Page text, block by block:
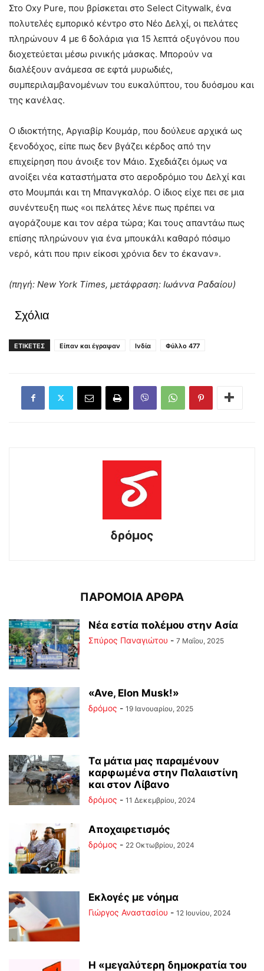
Στο Oxy Pure, που βρίσκεται στο Select Citywalk, ένα
πολυτελές εμπορικό κέντρο στο Νέο Δελχί, οι πελάτες
πληρώνουν 4 με 6 δολάρια για 15 λεπτά οξυγόνου που
διοχετεύεται μέσω ρινικής μάσκας. Μπορούν να
διαλέξουν ανάμεσα σε εφτά μυρωδιές,
συμπεριλαμβανομένων του ευκαλύπτου, του δυόσμου και
της κανέλας.
Ο ιδιοκτήτης, Αργιαβίρ Κουμάρ, που δούλευε αρχικά ως
ξενοδόχος, είπε πως δεν βγάζει κέρδος από την
επιχείρηση που άνοιξε τον Μάιο. Σχεδιάζει όμως να
ανοίξει νέα καταστήματα στο αεροδρόμιο του Δελχί και
στο Μουμπάι και τη Μπανγκαλόρ. Ο ίδιος είχε πει σε μια
συνέντευξη πως «οι πελάτες λένε πως πρέπει να
αγοράζουμε και τον αέρα τώρα; Και τους απαντάω πως
επίσης πληρώνουν για ένα μπουκάλι καθαρό πόσιμο
νερό, κάτι που πριν είκοσι χρόνια δεν το έκαναν».
(πηγή: New York Times, μετάφραση: Ιωάννα Ραδαίου)
Σχόλια
ΕΤΙΚΕΤΕΣ Είπαν και έγραψαν Ινδία Φύλλο 477
δρόμος
ΠΑΡΟΜΟΙΑ ΑΡΘΡΑ
Νέα εστία πολέμου στην Ασία
Σπύρος Παναγιώτου - 7 Μαΐου, 2025
«Ave, Elon Musk!»
δρόμος - 19 Ιανουαρίου, 2025
Tα μάτια μας παραμένουν
καρφωμένα στην Παλαιστίνη
και στον Λίβανο
δρόμος - 11 Δεκεμβρίου, 2024
Αποχαιρετισμός
δρόμος - 22 Οκτωβρίου, 2024
Εκλογές με νόημα
Γιώργος Αναστασίου - 12 Ιουνίου, 2024
Η «μεγαλύτερη δημοκρατία του